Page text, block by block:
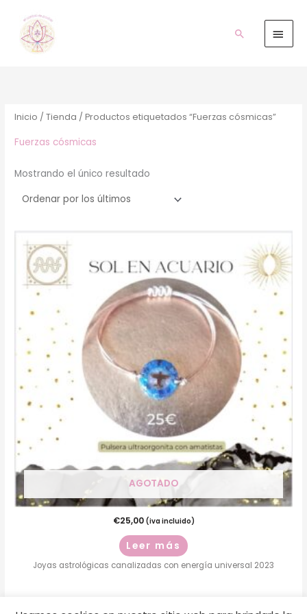
contenido
Buscar
Inicio /Tienda / Productos etiquetados “Fuerzas cósmicas”
Fuerzas cósmicas
Mostrando el único resultado
AGOTADO
€25,00 (iva incluido)
Leer más
Joyas astrológicas canalizadas con energía universal 2023